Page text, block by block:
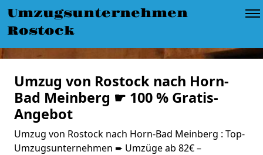
Umzugsunternehmen
Rostock
Umzug von Rostock nach Horn-
Bad Meinberg ☛ 100 % Gratis-
Angebot
Umzug von Rostock nach Horn-Bad Meinberg : Top-
Umzugsunternehmen ➨ Umzüge ab 82€ –